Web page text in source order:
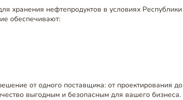
хранения нефтепродуктов в условиях Республики
обеспечивают:
от одного поставщика: от проектирования до
выгодным и безопасным для вашего бизнеса.